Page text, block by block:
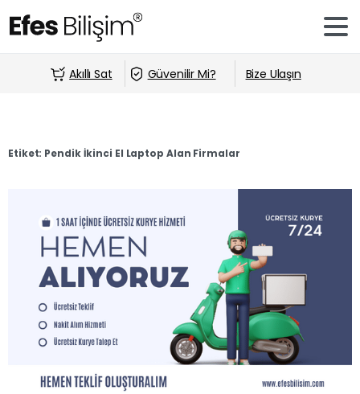
Akıllı Sat Güvenilir Mi? Bize Ulaşın
Etiket: Pendik İkinci El Laptop Alan Firmalar